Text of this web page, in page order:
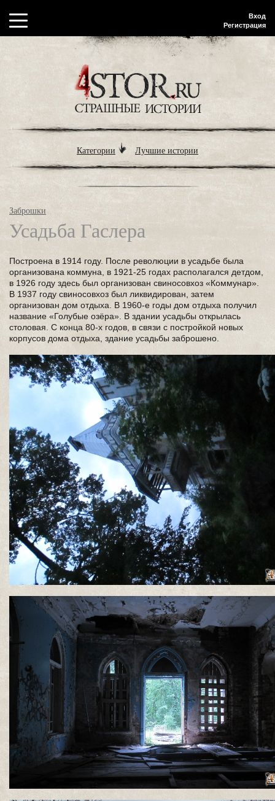
Вход
Регистрация
Категории Лучшие истории
Заброшки
Усадьба Гаслера
Построена в 1914 году. После революции в усадьбе была
организована коммуна, в 1921-25 годах располагался детдом,
в 1926 году здесь был организован свиносовхоз «Коммунар».
В 1937 году свиносовхоз был ликвидирован, затем
организован дом отдыха. В 1960-е годы дом отдыха получил
название «Голубые озёра». В здании усадьбы открылась
столовая. С конца 80-х годов, в связи с постройкой новых
корпусов дома отдыха, здание усадьбы заброшено.